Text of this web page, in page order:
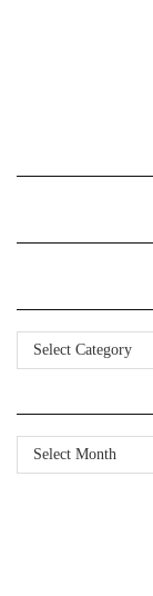
Kategorier
Arkiv